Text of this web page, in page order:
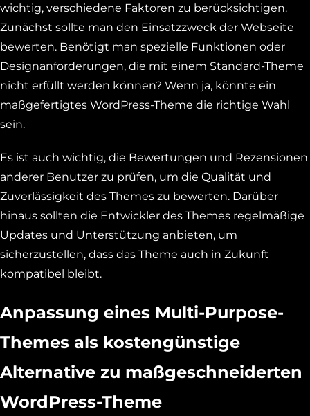
wichtig, verschiedene Faktoren zu berücksichtigen.
Zunächst sollte man den Einsatzzweck der Webseite
bewerten. Benötigt man spezielle Funktionen oder
Designanforderungen, die mit einem Standard-Theme
nicht erfüllt werden können? Wenn ja, könnte ein
maßgefertigtes WordPress-Theme die richtige Wahl
sein.
Es ist auch wichtig, die Bewertungen und Rezensionen
anderer Benutzer zu prüfen, um die Qualität und
Zuverlässigkeit des Themes zu bewerten. Darüber
hinaus sollten die Entwickler des Themes regelmäßige
Updates und Unterstützung anbieten, um
sicherzustellen, dass das Theme auch in Zukunft
kompatibel bleibt.
Anpassung eines Multi-Purpose-
Themes als kostengünstige
Alternative zu maßgeschneiderten
WordPress-Theme